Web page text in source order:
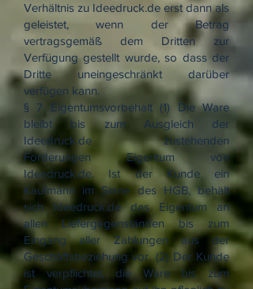
Verhältnis zu Ideedruck.de erst dann als
geleistet, wenn der Betrag
vertragsgemäß dem Dritten zur
Verfügung gestellt wurde, so dass der
Dritte uneingeschränkt darüber
verfügen kann.
§ 7 Eigentumsvorbehalt (1) Die Ware
bleibt bis zum Ausgleich der
Ideedruck.de zustehenden
Forderungen Eigentum von
Ideedruck.de. Ist der Kunde ein
Kaufmann im Sinne des HGB, behält
sich Ideedruck.de das Eigentum an
allen Liefergegenständen bis zum
Eingang aller Zahlungen aus der
Geschäftsbeziehung vor. (2) Der Kunde
ist verpflichtet, die Ware bis zum